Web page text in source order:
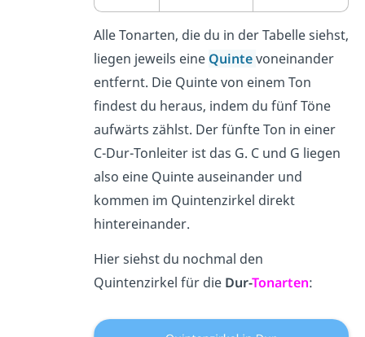
Alle Tonarten, die du in der Tabelle siehst,
liegen jeweils eine Quintevoneinander
entfernt. Die Quinte von einem Ton
findest du heraus, indem du fünf Töne
aufwärts zählst. Der fünfte Ton in einer
C-Dur-Tonleiter ist das G. C und G liegen
also eine Quinte auseinander und
kommen im Quintenzirkel direkt
hintereinander.
Hier siehst du nochmal den
Quintenzirkel für die Dur-Tonarten: